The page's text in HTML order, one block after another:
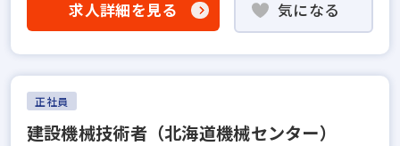
求人詳細を見る 気になる
正社員
建設機械技術者（北海道機械センター）